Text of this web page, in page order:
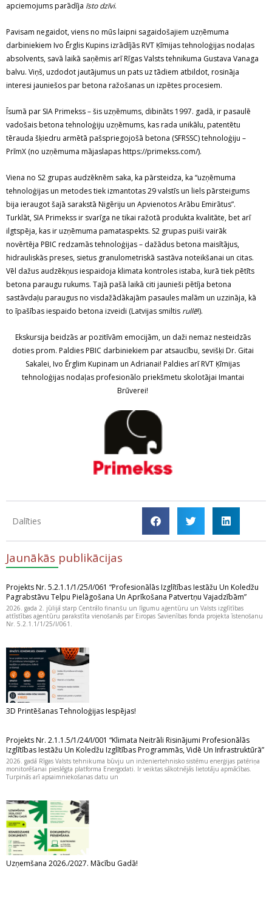
apciemojums parādīja īsto dzīvi.
Pavisam negaidot, viens no mūs laipni sagaidošajiem uzņēmuma
darbiniekiem Ivo Ērglis Kupins izrādījās RVT Ķīmijas tehnoloģijas nodaļas
absolvents, savā laikā saņēmis arī Rīgas Valsts tehnikuma Gustava Vanaga
balvu. Viņš, uzdodot jautājumus un pats uz tādiem atbildot, rosināja
interesi jauniešos par betona ražošanas un izpētes procesiem.
Īsumā par SIA Primekss – šis uzņēmums, dibināts 1997. gadā, ir pasaulē
vadošais betona tehnoloģiju uzņēmums, kas rada unikālu, patentētu
tērauda šķiedru armētā pašspriegojošā betona (SFRSSC) tehnoloģiju –
PrīmX (no uzņēmuma mājaslapas https://primekss.com/).
Viena no S2 grupas audzēknēm saka, ka pārsteidza, ka “uzņēmuma
tehnoloģijas un metodes tiek izmantotas 29 valstīs un liels pārsteigums
bija ieraugot šajā sarakstā Nigēriju un Apvienotos Arābu Emirātus”.
Turklāt, SIA Primekss ir svarīga ne tikai ražotā produkta kvalitāte, bet arī
ilgtspēja, kas ir uzņēmuma pamataspekts. S2 grupas puiši vairāk
novērtēja PBIC redzamās tehnoloģijas – dažādus betona maisītājus,
hidrauliskās preses, sietus granulometriskā sastāva noteikšanai un citas.
Vēl dažus audzēkņus iespaidoja klimata kontroles istaba, kurā tiek pētīts
betona paraugu rukums. Tajā pašā laikā citi jaunieši pētīja betona
sastāvdaļu paraugus no visdažādākajām pasaules malām un uzzināja, kā
to īpašības iespaido betona izveidi (Latvijas smiltis rullē!).
Ekskursija beidzās ar pozitīvām emocijām, un daži nemaz nesteidzās
doties prom. Paldies PBIC darbiniekiem par atsaucību, sevišķi Dr. Gitai
Sakalei, Ivo Ērglim Kupinam un Adrianai! Paldies arī RVT Ķīmijas
tehnoloģijas nodaļas profesionālo priekšmetu skolotājai Imantai
Brūverei!
Dalīties
Jaunākās publikācijas
Projekts Nr. 5.2.1.1/1/25/I/061 “Profesionālās Izglītības Iestāžu Un Koledžu
Pagrabstāvu Telpu Pielāgošana Un Aprīkošana Patvertņu Vajadzībām”
2026. gada 2. jūlijā starp Centrālo finanšu un līgumu aģentūru un Valsts izglītības
attīstības aģentūru parakstīta vienošanās par Eiropas Savienības fonda projekta īstenošanu
Nr. 5.2.1.1/1/25/I/061.
3D Printēšanas Tehnoloģijas Iespējas!
Projekts Nr. 2.1.1.5/1/24/I/001 “Klimata Neitrāli Risinājumi Profesionālās
Izglītības Iestāžu Un Koledžu Izglītības Programmās, Vidē Un Infrastruktūrā”
2026. gadā Rīgas Valsts tehnikuma būvju un inženiertehnisko sistēmu enerģijas patēriņa
monitorēšanai pieslēgta platforma Energodati. Ir veiktas sākotnējās lietotāju apmācības.
Turpinās arī apsaimniekošanas datu un
Uzņemšana 2026./2027. Mācību Gadā!